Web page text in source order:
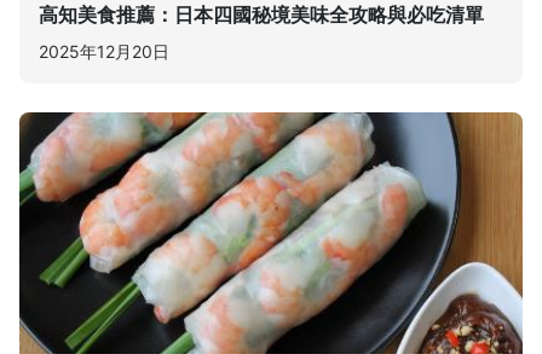
高知美食推薦：日本四國秘境美味全攻略與必吃清單
2025年12月20日